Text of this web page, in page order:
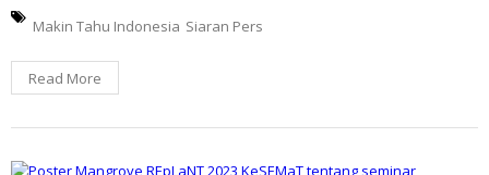
Makin Tahu Indonesia Siaran Pers
Read More